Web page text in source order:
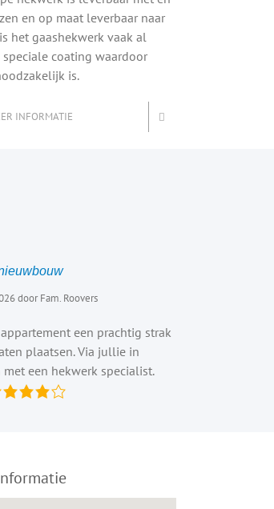
en op maat leverbaar naar
het gaashekwerk vaak al
coating waardoor
is.
INFORMATIE
door Fam. Roovers
een prachtig strak
plaatsen. Via jullie in
een hekwerk specialist.